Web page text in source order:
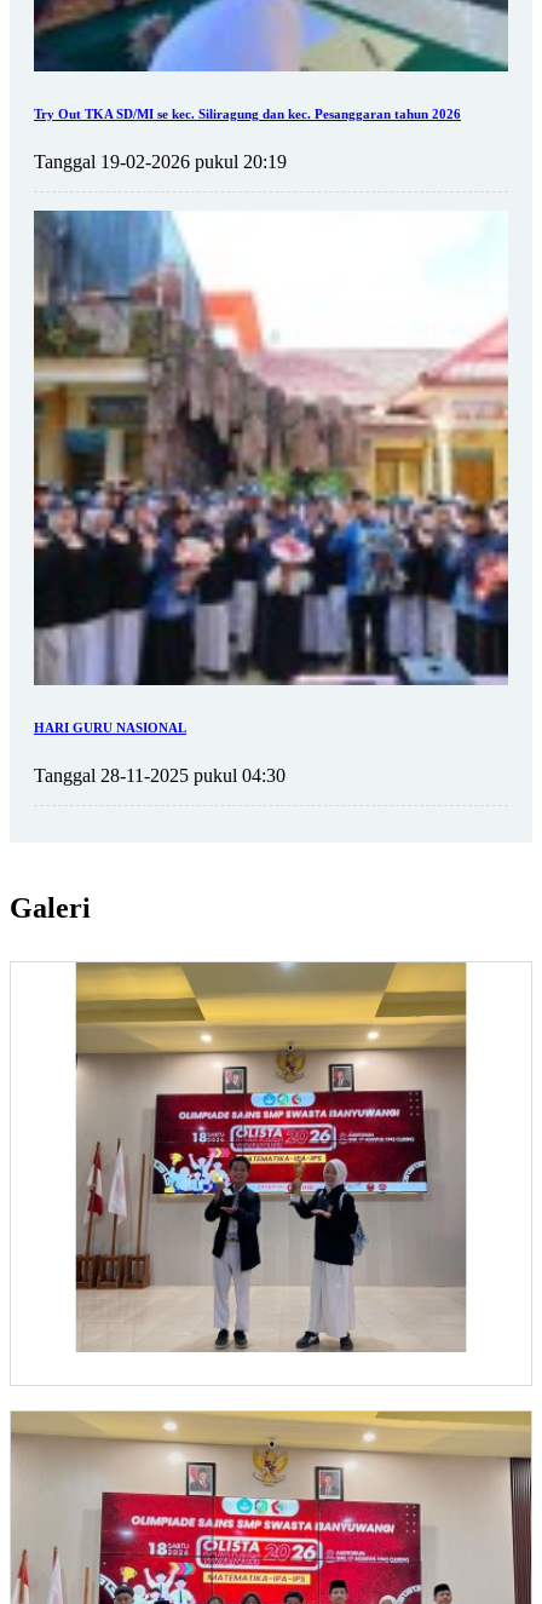
Try Out TKA SD/MI se kec. Siliragung dan kec. Pesanggaran tahun 2026
Tanggal 19-02-2026 pukul 20:19
HARI GURU NASIONAL
Tanggal 28-11-2025 pukul 04:30
Galeri